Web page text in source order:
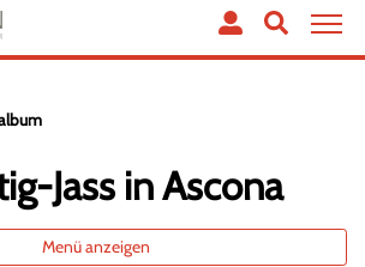
Dachsen
(ausgewählt)
Jass in Ascona
Menü anzeigen